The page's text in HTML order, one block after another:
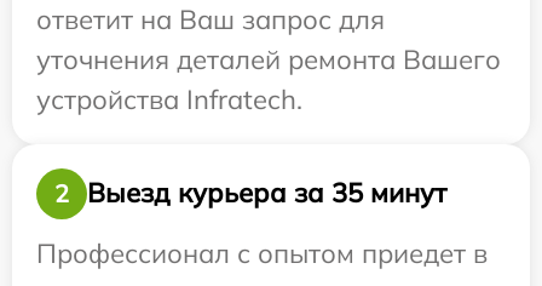
ответит на Ваш запрос для
уточнения деталей ремонта Вашего
устройства Infratech.
2
Выезд курьера за 35 минут
Профессионал с опытом приедет в